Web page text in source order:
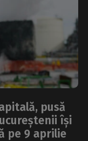
pusă
își
pe 9 aprilie